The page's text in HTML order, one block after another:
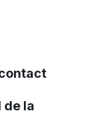
de la